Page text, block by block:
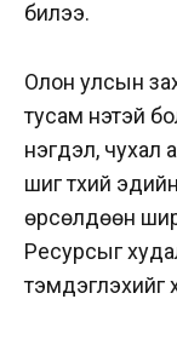
билээ.
Олон улсын
тусам үнэтэй
нэгдэл, чухал
шиг түүхий
өрсөлдөөн
Ресурсыг
тэмдэглэхийг